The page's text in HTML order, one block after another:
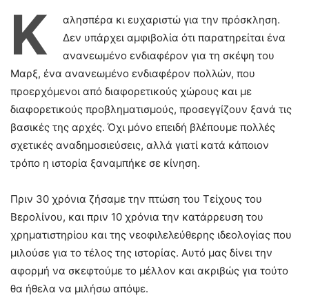
Κ
αλησπέρα κι ευχαριστώ για την πρόσκληση.
Δεν υπάρχει αμφιβολία ότι παρατηρείται ένα
ανανεωμένο ενδιαφέρον για τη σκέψη του
Μαρξ, ένα ανανεωμένο ενδιαφέρον πολλών, που
προερχόμενοι από διαφορετικούς χώρους και με
διαφορετικούς προβληματισμούς, προσεγγίζουν ξανά τις
βασικές της αρχές. Όχι μόνο επειδή βλέπουμε πολλές
σχετικές αναδημοσιεύσεις, αλλά γιατί κατά κάποιον
τρόπο η ιστορία ξαναμπήκε σε κίνηση.
Πριν 30 χρόνια ζήσαμε την πτώση του Τείχους του
Βερολίνου, και πριν 10 χρόνια την κατάρρευση του
χρηματιστηρίου και της νεοφιλελεύθερης ιδεολογίας που
μιλούσε για το τέλος της ιστορίας. Αυτό μας δίνει την
αφορμή να σκεφτούμε το μέλλον και ακριβώς για τούτο
θα ήθελα να μιλήσω απόψε.